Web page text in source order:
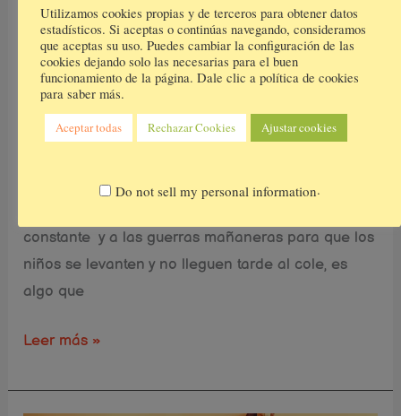
cole sin estrés
Montessori,El rincón de mamá/Deja un
comentario
Llevamos ya 2 semanas desde que se terminaron
muchos estaban deseando. ¡La vuelta al cole! A mí
constante y a las guerras mañaneras para que los
niños se levanten y no lleguen tarde al cole, es
algo que
estrés
Leer más »
Utilizamos cookies propias y de terceros para obtener datos
estadísticos. Si aceptas o continúas navegando, consideramos
que aceptas su uso. Puedes cambiar la configuración de las
cookies dejando solo las necesarias para el buen
funcionamiento de la página. Dale clic a política de cookies
para saber más.
Aceptar todas Rechazar Cookies Ajustar cookies
Do not sell my personal information.